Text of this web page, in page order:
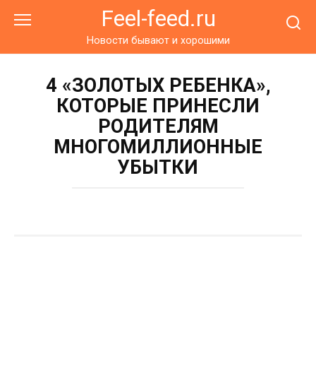
Feel-feed.ru
Новости бывают и хорошими
4 «ЗОЛОТЫХ РЕБЕНКА»,
КОТОРЫЕ ПРИНЕСЛИ
РОДИТЕЛЯМ
МНОГОМИЛЛИОННЫЕ
УБЫТКИ